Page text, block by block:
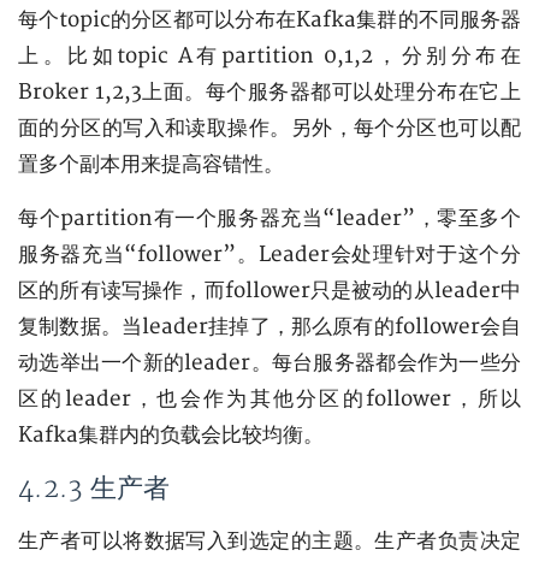
每个topic的分区都可以分布在Kafka集群的不同服务器
上。比如topic A有partition 0,1,2，分别分布在
Broker 1,2,3上面。每个服务器都可以处理分布在它上
面的分区的写入和读取操作。另外，每个分区也可以配
置多个副本用来提高容错性。
每个partition有一个服务器充当“leader”，零至多个
服务器充当“follower”。Leader会处理针对于这个分
区的所有读写操作，而follower只是被动的从leader中
复制数据。当leader挂掉了，那么原有的follower会自
动选举出一个新的leader。每台服务器都会作为一些分
区的leader，也会作为其他分区的follower，所以
Kafka集群内的负载会比较均衡。
4.2.3 生产者
生产者可以将数据写入到选定的主题。生产者负责决定